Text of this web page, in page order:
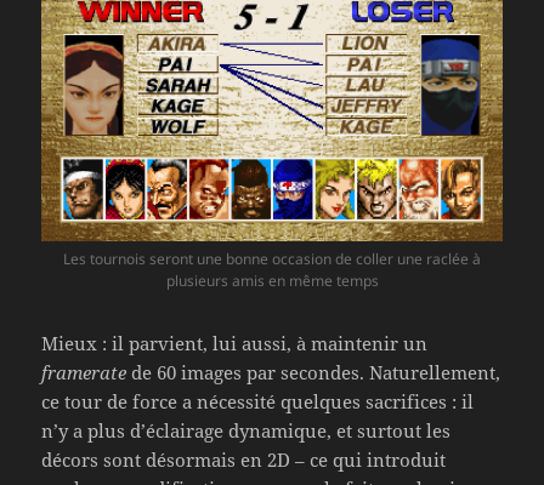
Les tournois seront une bonne occasion de coller une raclée à
plusieurs amis en même temps
Mieux : il parvient, lui aussi, à maintenir un
framerate de 60 images par secondes. Naturellement,
ce tour de force a nécessité quelques sacrifices : il
n’y a plus d’éclairage dynamique, et surtout les
décors sont désormais en 2D – ce qui introduit